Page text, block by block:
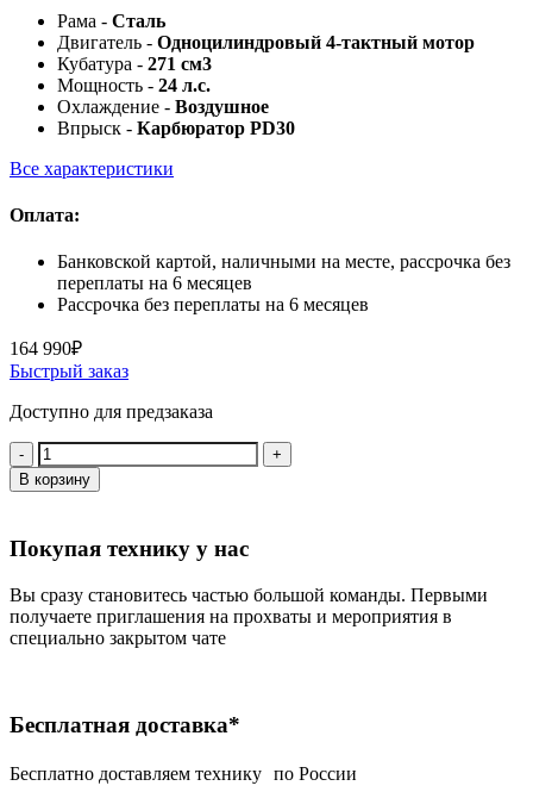
Рама - Сталь
Двигатель - Одноцилиндровый 4-тактный мотор
Кубатура - 271 см3
Мощность - 24 л.с.
Охлаждение - Воздушное
Впрыск - Карбюратор PD30
Все характеристики
Оплата:
Банковской картой, наличными на месте, рассрочка без
переплаты на 6 месяцев
Рассрочка без переплаты на 6 месяцев
164 990₽
Быстрый заказ
Доступно для предзаказа
Количество:
В корзину
Покупая технику у нас
Вы сразу становитесь частью большой команды. Первыми
получаете приглашения на прохваты и мероприятия в
специально закрытом чате
Бесплатная доставка*
Беcплатно доставляем технику по России